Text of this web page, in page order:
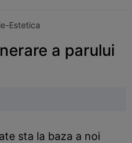
Estetica
a parului
sta la baza a noi